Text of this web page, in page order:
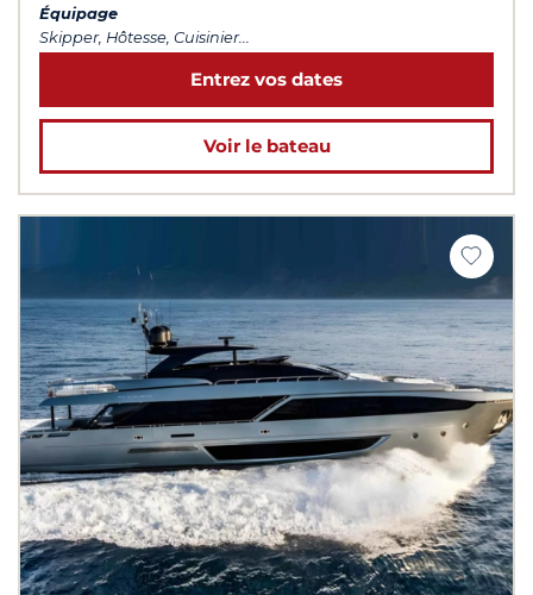
Équipage
Skipper, Hôtesse, Cuisinier...
Entrez vos dates
Voir le bateau